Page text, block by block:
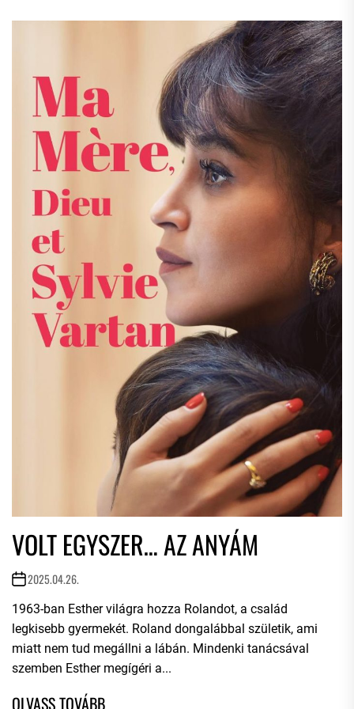
VOLT EGYSZER… AZ ANYÁM
2025.04.26.
1963-ban Esther világra hozza Rolandot, a család
legkisebb gyermekét. Roland dongalábbal születik, ami
miatt nem tud megállni a lábán. Mindenki tanácsával
szemben Esther megígéri a...